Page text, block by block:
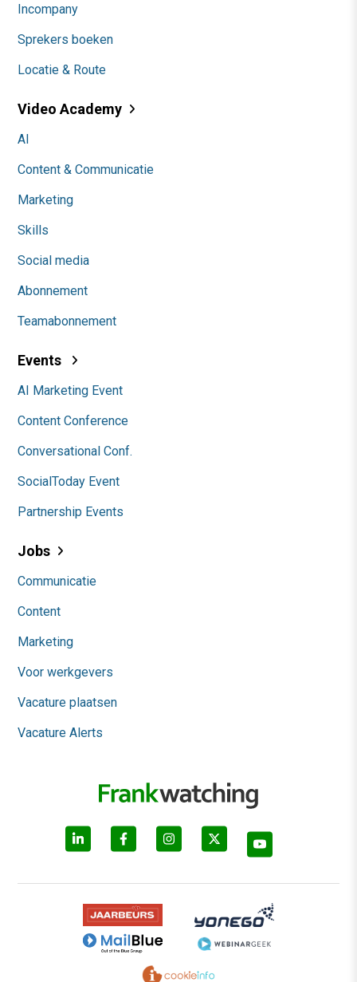
Incompany
Sprekers boeken
Locatie & Route
Video Academy
AI
Content & Communicatie
Marketing
Skills
Social media
Abonnement
Teamabonnement
Events
AI Marketing Event
Content Conference
Conversational Conf.
SocialToday Event
Partnership Events
Jobs
Communicatie
Content
Marketing
Voor werkgevers
Vacature plaatsen
Vacature Alerts